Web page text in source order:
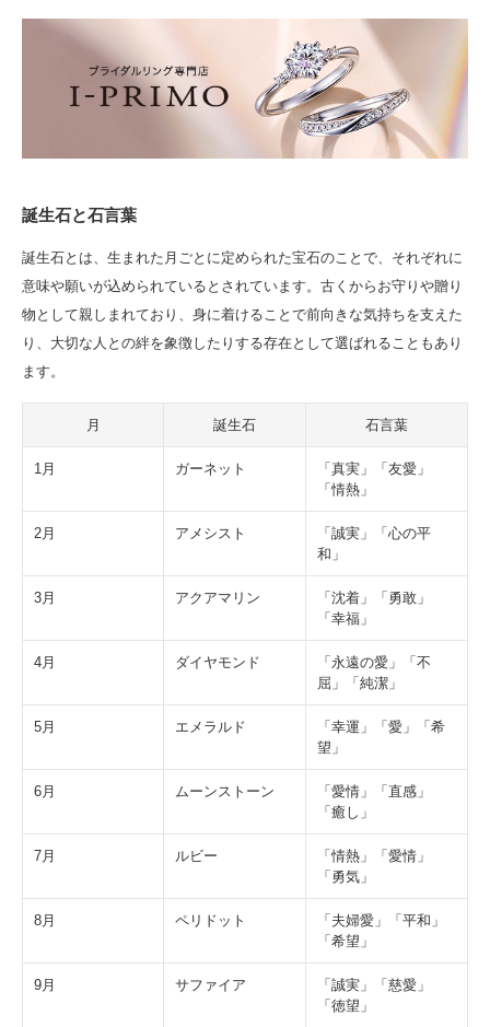
誕生石と石言葉
誕生石とは、生まれた月ごとに定められた宝石のことで、それぞれに
意味や願いが込められているとされています。古くからお守りや贈り
物として親しまれており、身に着けることで前向きな気持ちを支えた
り、大切な人との絆を象徴したりする存在として選ばれることもあり
ます。
月 誕生石 石言葉
1月 ガーネット
「真実」「友愛」
「情熱」
2月 アメシスト
「誠実」「心の平
和」
3月 アクアマリン
「沈着」「勇敢」
「幸福」
4月 ダイヤモンド
「永遠の愛」「不
屈」「純潔」
5月 エメラルド
「幸運」「愛」「希
望」
6月 ムーンストーン
「愛情」「直感」
「癒し」
7月 ルビー
「情熱」「愛情」
「勇気」
8月 ペリドット
「夫婦愛」「平和」
「希望」
9月 サファイア
「誠実」「慈愛」
「徳望」